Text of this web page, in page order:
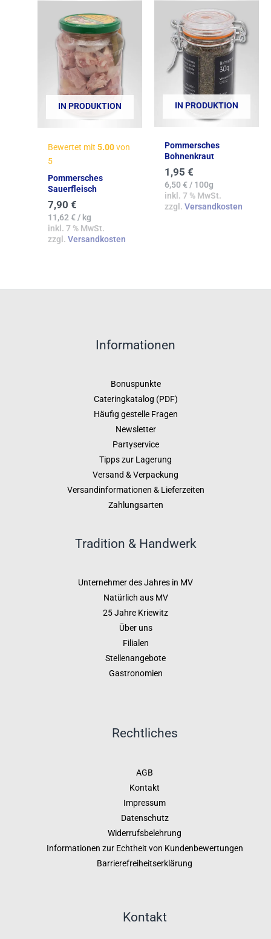
IN PRODUKTION
Bewertet mit 5.00von
5
Pommersches
Sauerfleisch
7,90 €
11,62 €/ kg
inkl. 7 % MwSt.
zzgl. Versandkosten
IN PRODUKTION
Pommersches
Bohnenkraut
1,95 €
6,50€/ 100g
inkl. 7 % MwSt.
zzgl. Versandkosten
Informationen
Bonuspunkte
Cateringkatalog (PDF)
Häufig gestelle Fragen
Newsletter
Partyservice
Tipps zur Lagerung
Versand & Verpackung
Versandinformationen & Lieferzeiten
Zahlungsarten
Tradition & Handwerk
Unternehmer des Jahres in MV
Natürlich aus MV
25 Jahre Kriewitz
Über uns
Filialen
Stellenangebote
Gastronomien
Rechtliches
AGB
Kontakt
Impressum
Datenschutz
Widerrufsbelehrung
Informationen zur Echtheit von Kundenbewertungen
Barrierefreiheitserklärung
Kontakt